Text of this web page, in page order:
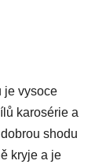
je vysoce
karosérie a
shodu
kryje a je